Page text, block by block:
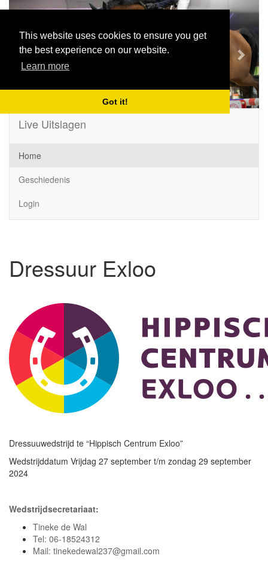
This website uses cookies to ensure you get
the best experience on our website.
Learn more
Got it!
Previous Next
Live Uitslagen
Home
Geschiedenis
Login
Dressuur Exloo
Dressuuwedstrijd te “Hippisch Centrum Exloo”
Wedstrijddatum Vrijdag 27 september t/m zondag 29 september
2024
Wedstrijdsecretariaat:
Tineke de Wal
Tel: 06-18524312
Mail: tinekedewal237@gmail.com